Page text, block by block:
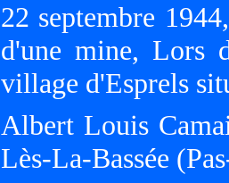
22 septembre
d'une mine, Lors
village d'Esprels
Albert Louis
Lès-La-Bassée